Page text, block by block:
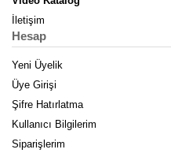
İletişim
Hesap
Yeni Üyelik
Üye Girişi
Şifre Hatırlatma
Kullanıcı Bilgilerim
Siparişlerim